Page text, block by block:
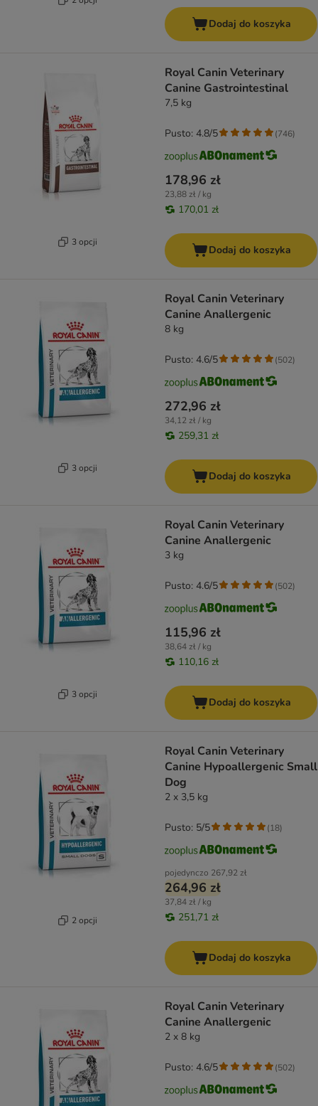
Dodaj do koszyka
3 opcji
Royal Canin Veterinary
Canine Gastrointestinal
7,5 kg
178,96 zł
23,88 zł / kg
170,01 zł
Pusto: 4.8/5 (746)
Dodaj do koszyka
3 opcji
Royal Canin Veterinary
Canine Anallergenic
8 kg
272,96 zł
34,12 zł / kg
259,31 zł
Pusto: 4.6/5 (502)
Dodaj do koszyka
3 opcji
Royal Canin Veterinary
Canine Anallergenic
3 kg
115,96 zł
38,64 zł / kg
110,16 zł
Pusto: 4.6/5 (502)
Dodaj do koszyka
2 opcji
Royal Canin Veterinary
Canine Hypoallergenic Small
Dog
2 x 3,5 kg
pojedynczo 267,92 zł
264,96 zł
37,84 zł / kg
251,71 zł
Pusto: 5/5 (18)
Dodaj do koszyka
Royal Canin Veterinary
Canine Anallergenic
2 x 8 kg
Pusto: 4.6/5 (502)